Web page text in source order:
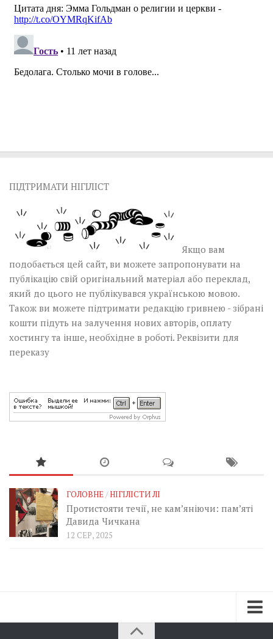
ПІДТРИМАТИ НІГІЛІСТ
Якщо вам
подобається цей сайт, ви можете запропонувати на
публікацію свій оригінальний матеріал або переклад,
який до цього не публікувався українською мовою.
Також ви можете підтримати редакцію гривнею - зібрані
кошти підуть на залучення нових авторів, оплату
хостингу та інше, необхідне в роботі. Реквізити для
переказу
ГОЛОВНЕ/НІГІЛІСТИ ЛІ
Протистояти течії, не кам’яніючи: пам’яті
Давида Чичкана
12 СЕР, 2025